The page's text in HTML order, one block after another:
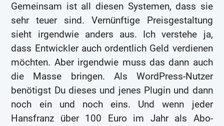
Gemeinsam ist all diesen Systemen, dass sie
sehr teuer sind. Vernünftige Preisgestaltung
sieht irgendwie anders aus. Ich verstehe ja,
dass Entwickler auch ordentlich Geld verdienen
möchten. Aber irgendwie muss das dann auch
die Masse bringen. Als WordPress-Nutzer
benötigst Du dieses und jenes Plugin und dann
noch ein und noch eins. Und wenn jeder
Hansfranz über 100 Euro im Jahr als Abo-